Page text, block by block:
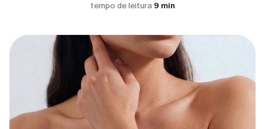
tempo de leitura 9 min